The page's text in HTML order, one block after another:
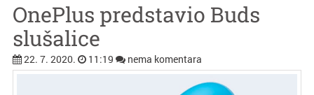
OnePlus predstavio Buds
slušalice
22. 7. 2020. 11:19 nema komentara